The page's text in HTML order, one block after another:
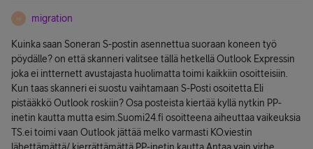
M migration
Kuinka saan Soneran S-postin asennettua suoraan koneen työ
pöydälle? on että skanneri valitsee tällä hetkellä Outlook Expressin
joka ei intternett avustajasta huolimatta toimi kaikkiin osoitteisiin.
Kun taas skanneri ei suostu vaihtamaan S-Posti osoitetta.Eli
pistääkkö Outlook roskiin? Osa posteista kiertää kyllä nytkin PP-
inetin kautta mutta esim.Suomi24.fi osoitteena aiheuttaa vaikeuksia
TS.ei toimi vaan Outlook jättää melko varmasti KO.viestin